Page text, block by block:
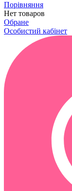
Порівняння
Нет товаров
Обране
Особистий кабінет